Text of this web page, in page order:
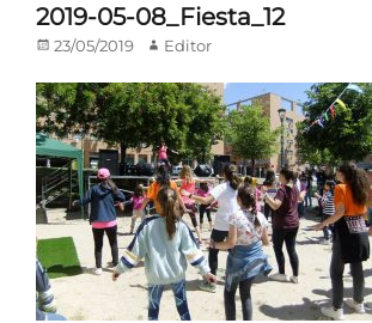
2019-05-08_Fiesta_12
Publicado
23/05/2019 Autor
Editor